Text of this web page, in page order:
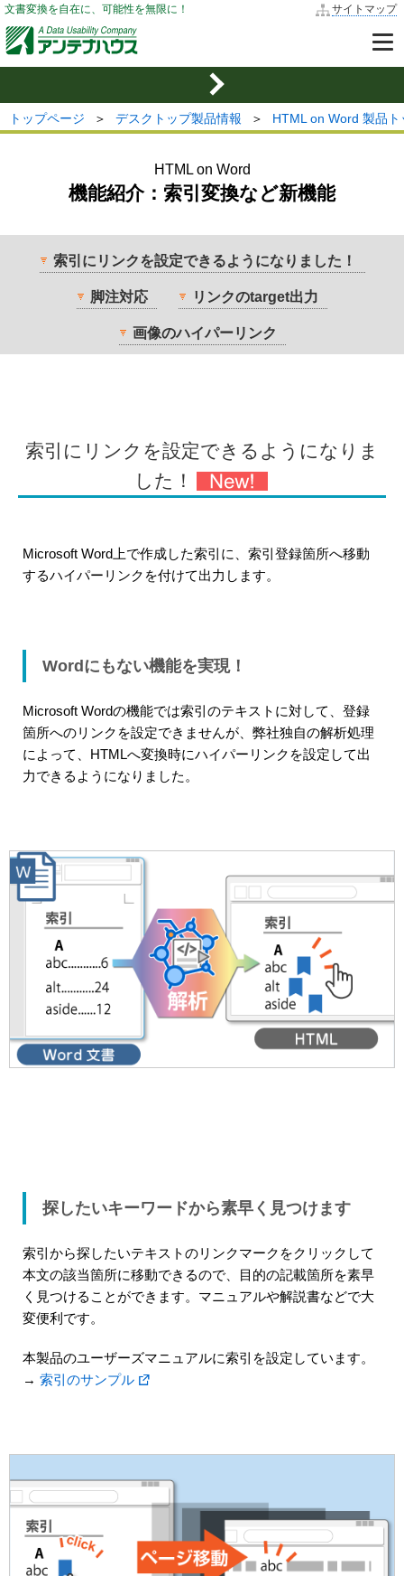
文書変換を自在に、可能性を無限に！ サイトマップ
トップページ ＞ デスクトップ製品情報 ＞ HTML on Word 製品ト
HTML on Word
機能紹介：索引変換など新機能
索引にリンクを設定できるようになりました！
脚注対応 リンクのtarget出力
画像のハイパーリンク
索引にリンクを設定できるようになりま
した！
Microsoft Word上で作成した索引に、索引登録箇所へ移動
するハイパーリンクを付けて出力します。
Wordにもない機能を実現！
Microsoft Wordの機能では索引のテキストに対して、登録
箇所へのリンクを設定できませんが、弊社独自の解析処理
によって、HTMLへ変換時にハイパーリンクを設定して出
力できるようになりました。
探したいキーワードから素早く見つけます
索引から探したいテキストのリンクマークをクリックして
本文の該当箇所に移動できるので、目的の記載箇所を素早
く見つけることができます。マニュアルや解説書などで大
変便利です。
本製品のユーザーズマニュアルに索引を設定しています。
→ 索引のサンプル